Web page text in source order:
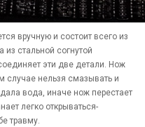
вручную и состоит всего из
из стальной согнутой
эти две детали. Нож
случае нельзя смазывать и
вода, иначе нож перестает
легко открываться-
травму.